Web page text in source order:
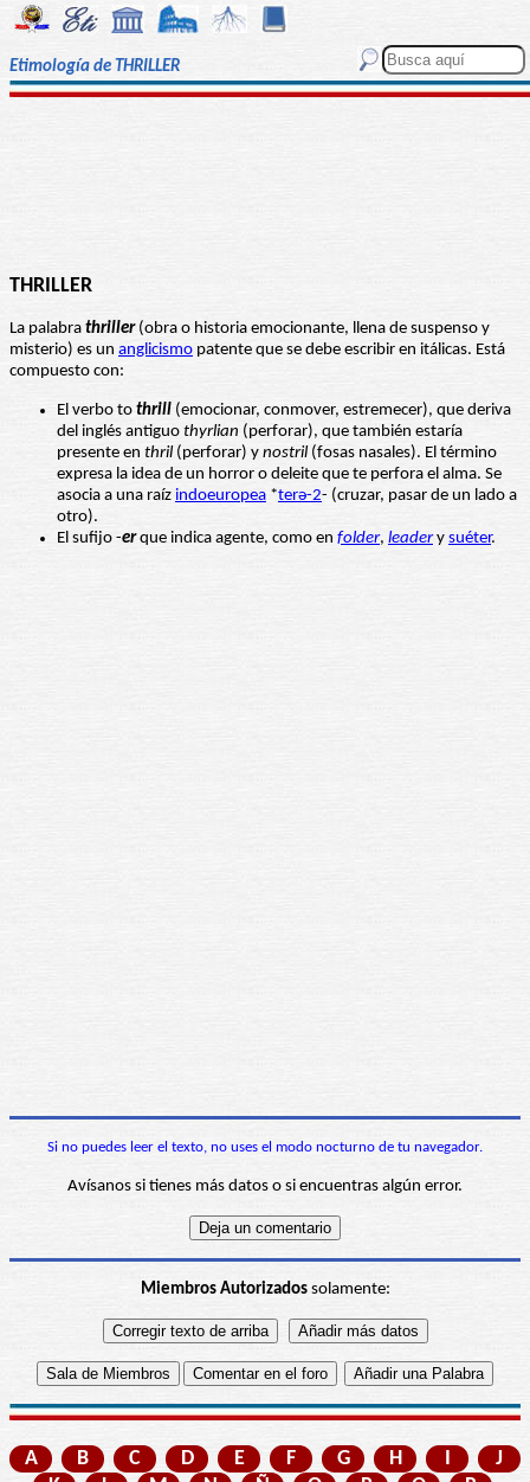
Etimología de THRILLER
THRILLER
La palabra thriller(obra o historia emocionante, llena de suspenso y
misterio) es un anglicismo patente que se debe escribir en itálicas. Está
compuesto con:
El verbo to thrill (emocionar, conmover, estremecer), que deriva
del inglés antiguo thyrlian (perforar), que también estaría
presente en thril (perforar) y nostril (fosas nasales). El término
expresa la idea de un horror o deleite que te perfora el alma. Se
asocia a una raíz indoeuropea *terə-2- (cruzar, pasar de un lado a
otro).
El sufijo -erque indica agente, como en folder, leadery suéter.
Si no puedes leer el texto, no uses el modo nocturno de tu navegador.
Avísanos si tienes más datos o si encuentras algún error.
Miembros Autorizadossolamente:
A B C D E F G H I
J